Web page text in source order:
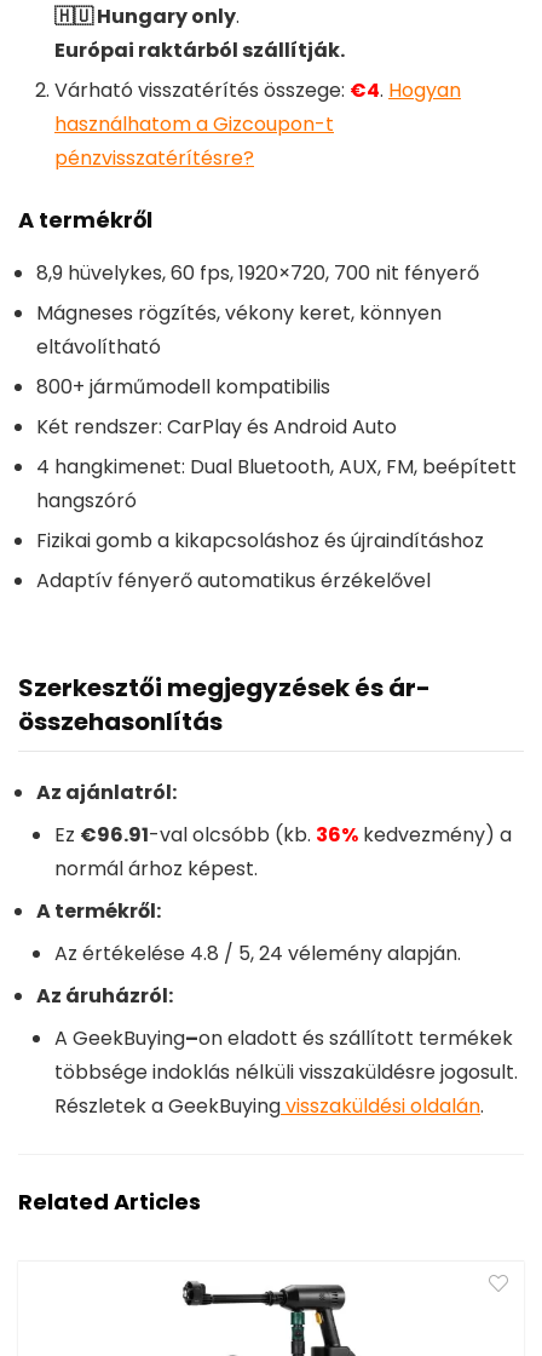
🇭🇺 Hungary only.
Európai raktárból szállítják.
Várható visszatérítés összege: €4. Hogyan
használhatom a Gizcoupon-t
pénzvisszatérítésre?
A termékről
8,9 hüvelykes, 60 fps, 1920×720, 700 nit fényerő
Mágneses rögzítés, vékony keret, könnyen
eltávolítható
800+ járműmodell kompatibilis
Két rendszer: CarPlay és Android Auto
4 hangkimenet: Dual Bluetooth, AUX, FM, beépített
hangszóró
Fizikai gomb a kikapcsoláshoz és újraindításhoz
Adaptív fényerő automatikus érzékelővel
Szerkesztői megjegyzések és ár-
összehasonlítás
Az ajánlatról:
Ez €96.91-val olcsóbb (kb. 36% kedvezmény) a
normál árhoz képest.
A termékről:
Az értékelése 4.8 / 5,24 vélemény alapján.
Az áruházról:
A GeekBuying–on eladott és szállított termékek
többsége indoklás nélküli visszaküldésre jogosult.
Részletek aGeekBuyingvisszaküldési oldalán.
Related Articles